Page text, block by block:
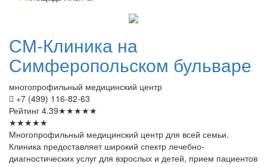
СМ-Клиника на
Симферопольском бульваре
многопрофильный медицинский центр
+7 (499) 116-82-63
Рейтинг 4.39★★★★★
★★★★★
Многопрофильный медицинский центр для всей семьи.
Клиника предоставляет широкий спектр лечебно-
диагностических услуг для взрослых и детей, прием пациентов